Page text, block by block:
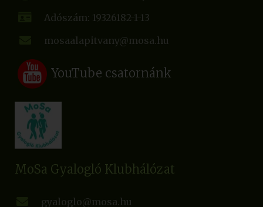
Adószám: 19326182-1-13
mosaalapitvany@mosa.hu
YouTube csatornánk
MoSa Gyalogló Klubhálózat
gyaloglo@mosa.hu